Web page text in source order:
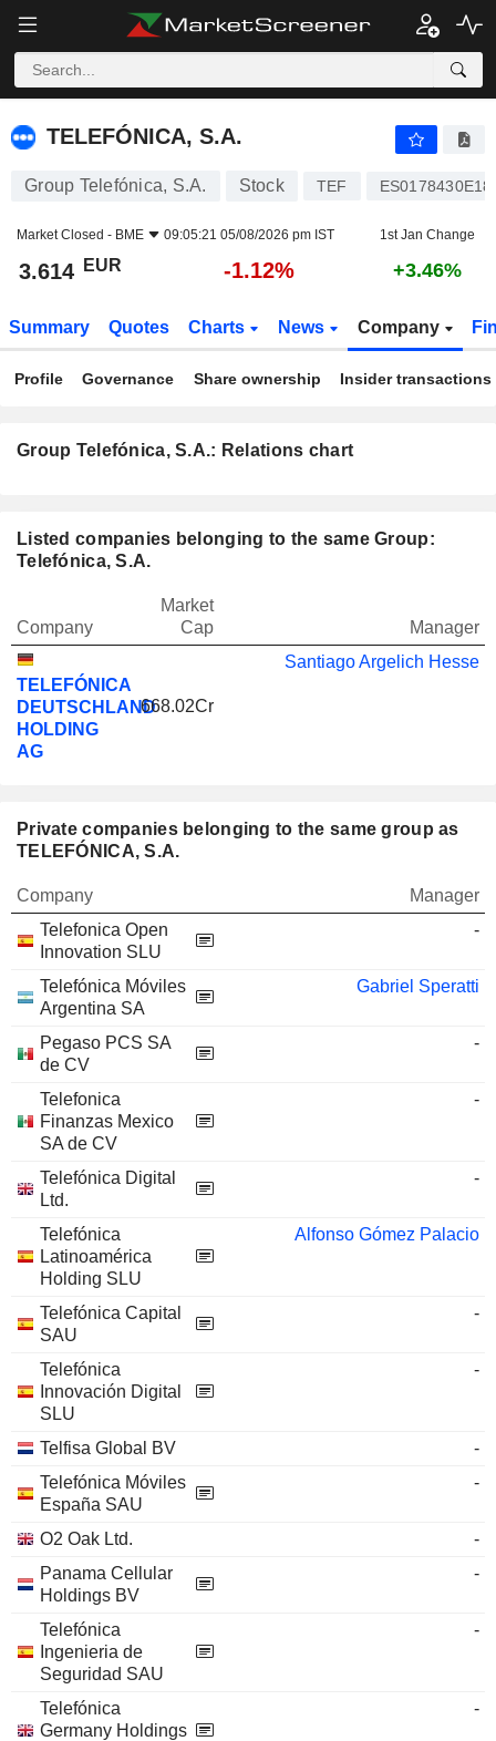
TELEFÓNICA, S.A.
TELEFÓNICA, S.A.
Group Telefónica, S.A. Stock TEF ES0178430E18
Market Closed - BME 09:05:21 05/08/2026 pm IST 1st Jan Change
3.614 EUR -1.12% +3.46%
Summary Quotes Charts News Company
Profile Governance Share ownership Insider transactions
Group Telefónica, S.A.: Relations chart
Listed companies belonging to the same Group:
Telefónica, S.A.
Company
Market
Cap
Manager
TELEFÓNICA
DEUTSCHLAND
HOLDING
AG
668.02Cr
Santiago Argelich Hesse
Private companies belonging to the same group as
TELEFÓNICA, S.A.
Company
Manager
Telefonica Open
Innovation SLU
-
Telefónica Móviles
Argentina SA
Gabriel Speratti
Pegaso PCS SA
de CV
-
Telefonica
Finanzas Mexico
SA de CV
-
Telefónica Digital
Ltd.
-
Telefónica
Latinoamérica
Holding SLU
Alfonso Gómez Palacio
Telefónica Capital
SAU
-
Telefónica
Innovación Digital
SLU
-
Telfisa Global BV
-
Telefónica Móviles
España SAU
-
O2 Oak Ltd.
-
Panama Cellular
Holdings BV
-
Telefónica
Ingenieria de
Seguridad SAU
-
Telefónica
Germany Holdings
-